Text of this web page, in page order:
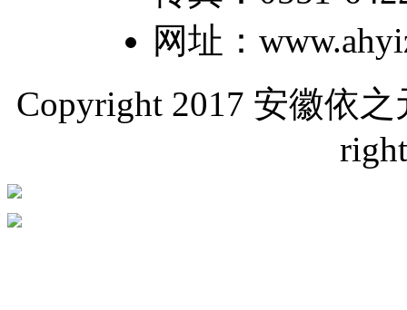
网址：
Copyright 2017 安徽依